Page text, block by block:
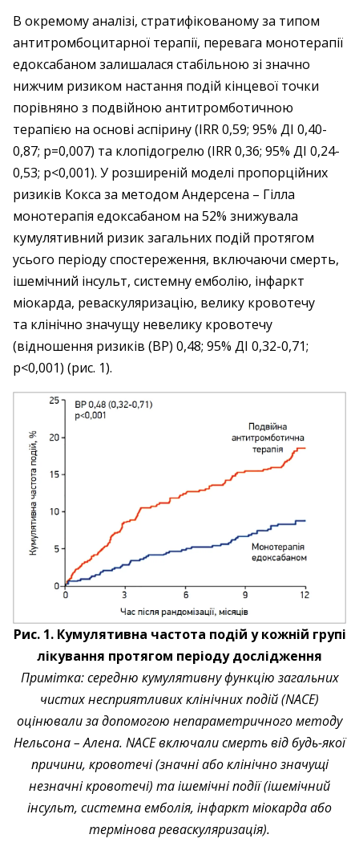
В окремому аналізі, стратифікованому за типом
антитромбоцитарної терапії, перевага монотерапії
едоксабаном залишалася стабільною зі значно
нижчим ризиком настання подій кінцевої точки
порівняно з подвійною антитромботичною
терапією на основі аспірину (IRR 0,59; 95% ДІ 0,40-
0,87; p=0,007) та клопідогрелю (IRR 0,36; 95% ДІ 0,24-
0,53; p<0,001). У розширеній моделі пропорційних
ризиків Кокса за методом Андерсена – Гілла
монотерапія едоксабаном на 52% знижувала
кумулятивний ризик загальних подій протягом
усього періоду спостереження, включаючи смерть,
ішемічний інсульт, системну емболію, інфаркт
міокарда, реваскуляризацію, велику кровотечу
та клінічно значущу невелику кровотечу
(відношення ризиків (ВР) 0,48; 95% ДІ 0,32-0,71;
p<0,001) (рис. 1).
Рис. 1. Кумулятивна частота подій у кожній групі
лікування протягом періоду дослідження
Примітка: середню кумулятивну функцію загальних
чистих несприятливих клінічних подій (NACE)
оцінювали за допомогою непараметричного методу
Нельсона – Алена. NACE включали смерть від будь-якої
причини, кровотечі (значні або клінічно значущі
незначні кровотечі) та ішемічні події (ішемічний
інсульт, системна емболія, інфаркт міокарда або
термінова реваскуляризація).